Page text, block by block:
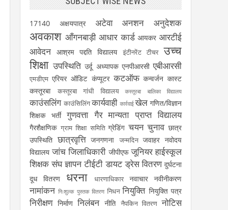
17140 अक्षयपात्र अटेवा अनशन अनुदेशक
अवकाश आँगनबाड़ी आधार कार्ड आयकर आरटीई
आवेदन आश्रम पद्दति विद्यालय इंटीनरेंट टीचर उच्च
शिक्षा उपस्थिति उर्दू अध्यापक एनपीआरसी एबीआरसी
एमडीएम एरियर ऑडिट कंप्यूटर कटऑफ कन्वर्जन कास्ट
कस्तूरबा
कस्तूरबा गांधी विद्यालय कस्तूरबा बालिका विद्यालय
काउंसलिंग काउंसिलिंग कार्यवाही कार्रवाई खेल गणित/विज्ञान
शिक्षक भर्ती
गुणवत्ता गैर मान्यता प्राप्त विद्यालय
गैरशैक्षणिक ग्राम शिक्षा समिति ग्रेडिंग चयन चुनाव छात्र
उपस्थिति छात्रवृत्ति जनगणना जन्मदिन जवाहर नवोदय
विद्यालय जांच जिलाधिकारी जीपीएफ जूनियर हाईस्कूल
शिक्षक संघ ज्ञापन टीईटी डायट ड्रेस वितरण दुर्घटना
दूध वितरण
धरना धारणाधिकार नवाचार नवीनीकरण
नामांकन निःशुल्क पुस्तक वितरण निधन नियुक्ति नियुक्ति पत्र
निरीक्षण निर्माण निलंबन नीति नैपकिन वितरण नोटिस